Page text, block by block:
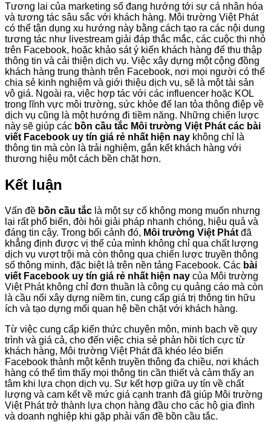
Tương lai của marketing số đang hướng tới sự cá nhân hóa
và tương tác sâu sắc với khách hàng. Môi trường Việt Phát
có thể tận dụng xu hướng này bằng cách tạo ra các nội dung
tương tác như livestream giải đáp thắc mắc, các cuộc thi nhỏ
trên Facebook, hoặc khảo sát ý kiến khách hàng để thu thập
thông tin và cải thiện dịch vụ. Việc xây dựng một cộng đồng
khách hàng trung thành trên Facebook, nơi mọi người có thể
chia sẻ kinh nghiệm và giới thiệu dịch vụ, sẽ là một tài sản
vô giá. Ngoài ra, việc hợp tác với các influencer hoặc KOL
trong lĩnh vực môi trường, sức khỏe để lan tỏa thông điệp về
dịch vụ cũng là một hướng đi tiềm năng. Những chiến lược
này sẽ giúp các bồn cầu tắc Môi trường Việt Phát các bài
viết Facebook uy tín giá rẻ nhất hiện nay không chỉ là
thông tin mà còn là trải nghiệm, gắn kết khách hàng với
thương hiệu một cách bền chặt hơn.
Kết luận
Vấn đề bồn cầu tắc là một sự cố không mong muốn nhưng
lại rất phổ biến, đòi hỏi giải pháp nhanh chóng, hiệu quả và
đáng tin cậy. Trong bối cảnh đó, Môi trường Việt Phát đã
khẳng định được vị thế của mình không chỉ qua chất lượng
dịch vụ vượt trội mà còn thông qua chiến lược truyền thông
số thông minh, đặc biệt là trên nền tảng Facebook. Các bài
viết Facebook uy tín giá rẻ nhất hiện nay của Môi trường
Việt Phát không chỉ đơn thuần là công cụ quảng cáo mà còn
là cầu nối xây dựng niềm tin, cung cấp giá trị thông tin hữu
ích và tạo dựng mối quan hệ bền chặt với khách hàng.
Từ việc cung cấp kiến thức chuyên môn, minh bạch về quy
trình và giá cả, cho đến việc chia sẻ phản hồi tích cực từ
khách hàng, Môi trường Việt Phát đã khéo léo biến
Facebook thành một kênh truyền thông đa chiều, nơi khách
hàng có thể tìm thấy mọi thông tin cần thiết và cảm thấy an
tâm khi lựa chọn dịch vụ. Sự kết hợp giữa uy tín về chất
lượng và cam kết về mức giá cạnh tranh đã giúp Môi trường
Việt Phát trở thành lựa chọn hàng đầu cho các hộ gia đình
và doanh nghiệp khi gặp phải vấn đề bồn cầu tắc.